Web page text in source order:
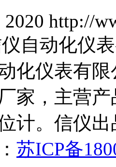
http://
仪自动化仪
化仪表有
家，主营产
计。信仪
苏ICP备